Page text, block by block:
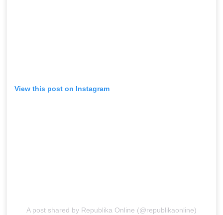
View this post on Instagram
A post shared by Republika Online (@republikaonline)